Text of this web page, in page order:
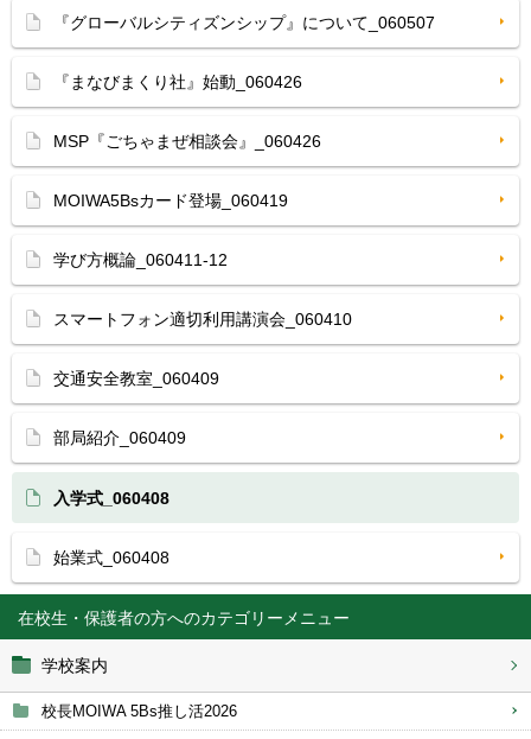
在校生・保護者の方へ
学校案内
校長MOIWA 5Bs推し活2026
『グローバルシティズンシップ』について_060507
『まなびまくり社』始動_060426
MSP『ごちゃまぜ相談会』_060426
MOIWA5Bsカード登場_060419
学び方概論_060411-12
スマートフォン適切利用講演会_060410
交通安全教室_060409
部局紹介_060409
入学式_060408
始業式_060408